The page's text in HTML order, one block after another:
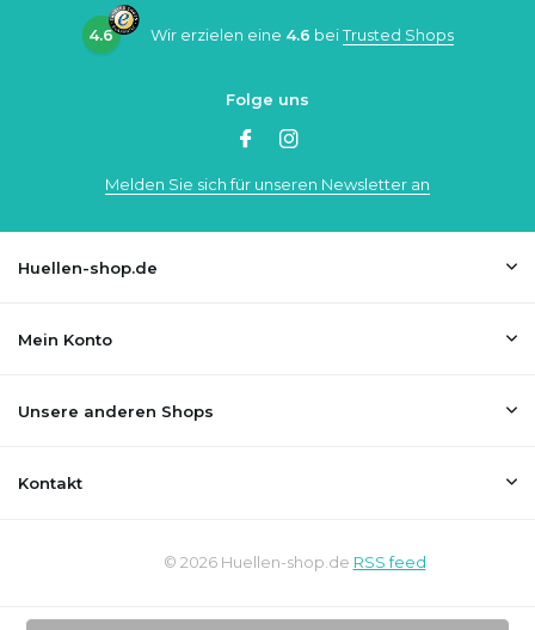
4.6 Wir erzielen eine 4.6 beiTrusted Shops
Folge uns
Melden Sie sich für unseren Newsletter an
Huellen-shop.de
Mein Konto
Unsere anderen Shops
Kontakt
© 2026 Huellen-shop.de RSS feed